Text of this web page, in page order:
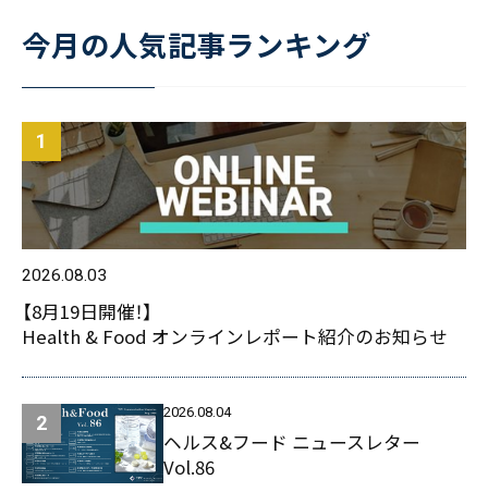
今月の人気記事ランキング
2026.08.03
【8月19日開催！】
Health & Food オンラインレポート紹介のお知らせ
2026.08.04
ヘルス&フード ニュースレター
Vol.86